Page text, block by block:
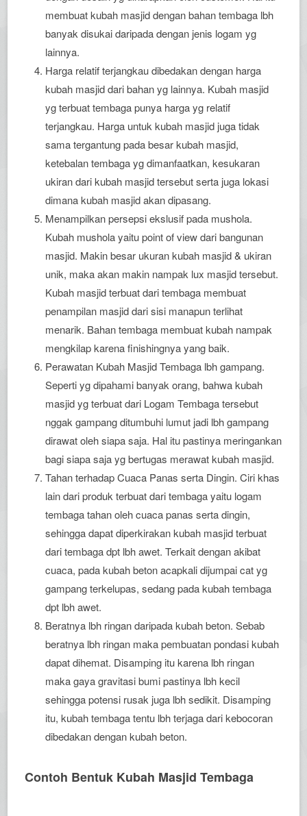
membuat kubah masjid dengan bahan tembaga lbh
banyak disukai daripada dengan jenis logam yg
lainnya.
Harga relatif terjangkau dibedakan dengan harga
kubah masjid dari bahan yg lainnya. Kubah masjid
yg terbuat tembaga punya harga yg relatif
terjangkau. Harga untuk kubah masjid juga tidak
sama tergantung pada besar kubah masjid,
ketebalan tembaga yg dimanfaatkan, kesukaran
ukiran dari kubah masjid tersebut serta juga lokasi
dimana kubah masjid akan dipasang.
Menampilkan persepsi ekslusif pada mushola.
Kubah mushola yaitu point of view dari bangunan
masjid. Makin besar ukuran kubah masjid & ukiran
unik, maka akan makin nampak lux masjid tersebut.
Kubah masjid terbuat dari tembaga membuat
penampilan masjid dari sisi manapun terlihat
menarik. Bahan tembaga membuat kubah nampak
mengkilap karena finishingnya yang baik.
Perawatan Kubah Masjid Tembaga lbh gampang.
Seperti yg dipahami banyak orang, bahwa kubah
masjid yg terbuat dari Logam Tembaga tersebut
nggak gampang ditumbuhi lumut jadi lbh gampang
dirawat oleh siapa saja. Hal itu pastinya meringankan
bagi siapa saja yg bertugas merawat kubah masjid.
Tahan terhadap Cuaca Panas serta Dingin. Ciri khas
lain dari produk terbuat dari tembaga yaitu logam
tembaga tahan oleh cuaca panas serta dingin,
sehingga dapat diperkirakan kubah masjid terbuat
dari tembaga dpt lbh awet. Terkait dengan akibat
cuaca, pada kubah beton acapkali dijumpai cat yg
gampang terkelupas, sedang pada kubah tembaga
dpt lbh awet.
Beratnya lbh ringan daripada kubah beton. Sebab
beratnya lbh ringan maka pembuatan pondasi kubah
dapat dihemat. Disamping itu karena lbh ringan
maka gaya gravitasi bumi pastinya lbh kecil
sehingga potensi rusak juga lbh sedikit. Disamping
itu, kubah tembaga tentu lbh terjaga dari kebocoran
dibedakan dengan kubah beton.
Contoh Bentuk Kubah Masjid Tembaga